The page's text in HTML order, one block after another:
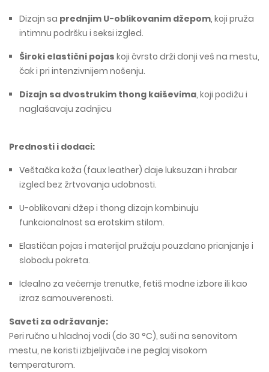
Dizajn sa prednjim U-oblikovanim džepom, koji pruža
intimnu podršku i seksi izgled.
Široki elastični pojas koji čvrsto drži donji veš na mestu,
čak i pri intenzivnijem nošenju.
Dizajn sa dvostrukim thong kaiševima, koji podižu i
naglašavaju zadnjicu
Prednosti i dodaci:
Veštačka koža (faux leather) daje luksuzan i hrabar
izgled bez žrtvovanja udobnosti.
U-oblikovani džep i thong dizajn kombinuju
funkcionalnost sa erotskim stilom.
Elastičan pojas i materijal pružaju pouzdano prianjanje i
slobodu pokreta.
Idealno za večernje trenutke, fetiš modne izbore ili kao
izraz samouverenosti.
Saveti za održavanje:
Peri ručno u hladnoj vodi (do 30 °C), suši na senovitom
mestu, ne koristi izbjeljivače i ne peglaj visokom
temperaturom.